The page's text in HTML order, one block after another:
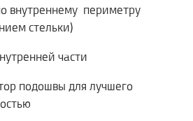
внутреннему периметру
стельки)
части
подошвы для лучшего